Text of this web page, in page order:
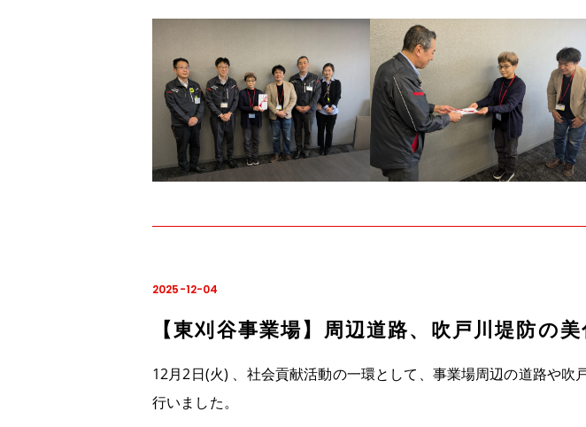
2025-12-04
【東刈谷事業場】周辺道路、吹戸川堤防の
12月2日(火) 、社会貢献活動の一環として、事業場周辺の道路や
行いました。